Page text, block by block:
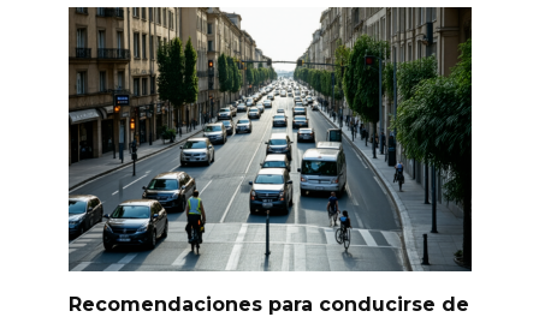
Recomendaciones para conducirse de